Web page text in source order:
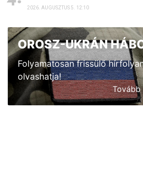
2026. AUGUSZTUS 5. 12:10
OROSZ-UKRÁN
Folyamatosan frissülő
olvashatja!
Tovább